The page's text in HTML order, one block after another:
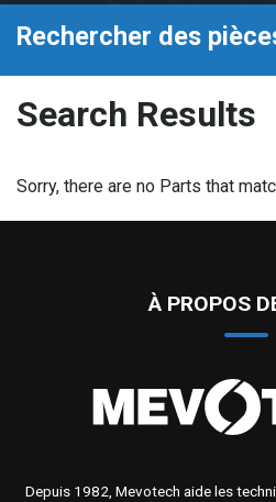
Rechercher des
Search Results
Sorry, there are no Parts that
À PROPOS
Depuis 1982, Mevotech aide les